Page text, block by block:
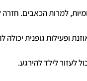
למרות הכאבים.
ופעילות גופנית
לעזור לילד להירגע.